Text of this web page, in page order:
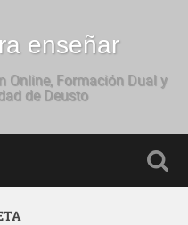
enseñar
Online, Formación Dual y
de Deusto